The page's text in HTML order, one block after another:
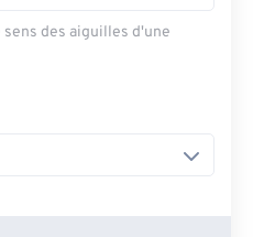
des aiguilles d'une